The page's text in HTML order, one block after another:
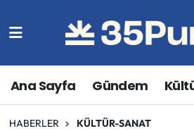
Ana Sayfa Gündem
HABERLER KÜLTÜR-SANAT